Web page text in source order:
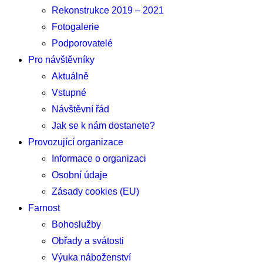
Rekonstrukce 2019 – 2021
Fotogalerie
Podporovatelé
Pro návštěvníky
Aktuálně
Vstupné
Návštěvní řád
Jak se k nám dostanete?
Provozující organizace
Informace o organizaci
Osobní údaje
Zásady cookies (EU)
Farnost
Bohoslužby
Obřady a svátosti
Výuka náboženství